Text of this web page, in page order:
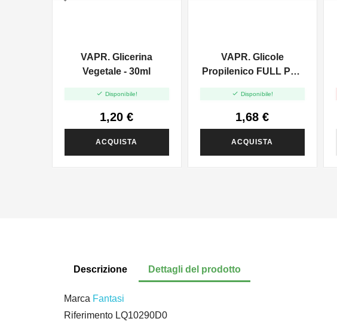
VAPR. Glicerina
Vegetale - 30ml
 Disponibile!
1,20 €
ACQUISTA
VAPR. Glicole
Propilenico FULL PG -
 Disponibile!
1,68 €
ACQUISTA
Descrizione Dettagli del prodotto
Marca Fantasi
Riferimento LQ10290D0